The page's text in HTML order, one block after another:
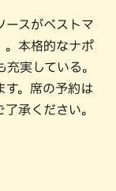
ースがベストマ
。本格的なナポ
実している。
す。席の予約は
承ください。